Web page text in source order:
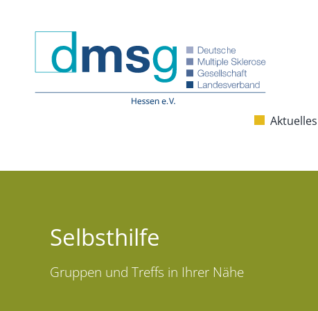
Aktuelles
Selbsthilfe
Gruppen und Treffs in Ihrer Nähe